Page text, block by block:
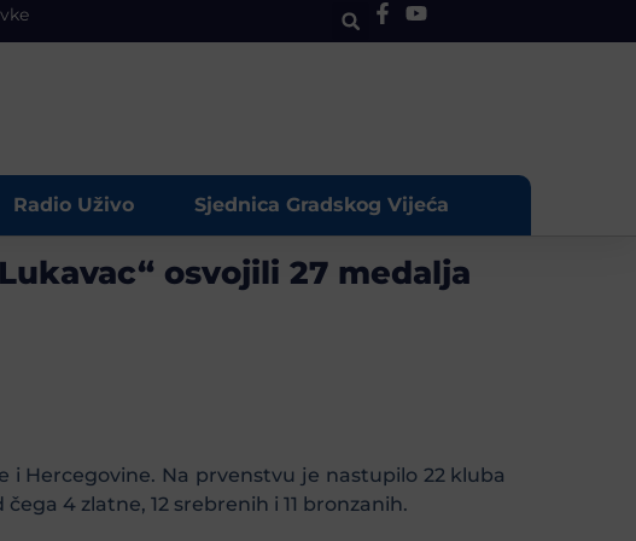
Radio Uživo Sjednica Gradskog Vijeća
osvojili 27 medalja
Hercegovine. Na prvenstvu je nastupilo 22 kluba
4 zlatne, 12 srebrenih i 11 bronzanih.